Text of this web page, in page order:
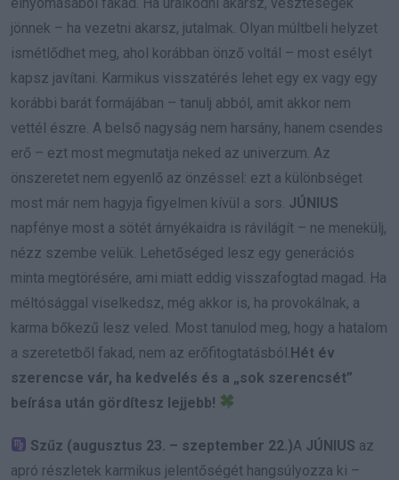
jönnek – ha vezetni akarsz, jutalmak. Olyan múltbeli helyzet
ismétlődhet meg, ahol korábban önző voltál – most esélyt
kapsz javítani. Karmikus visszatérés lehet egy ex vagy egy
korábbi barát formájában – tanulj abból, amit akkor nem
vettél észre. A belső nagyság nem harsány, hanem csendes
erő – ezt most megmutatja neked az univerzum. Az
önszeretet nem egyenlő az önzéssel: ezt a különbséget
most már nem hagyja figyelmen kívül a sors. JÚNIUS
napfénye most a sötét árnyékaidra is rávilágít – ne menekülj,
nézz szembe velük. Lehetőséged lesz egy generációs
minta megtörésére, ami miatt eddig visszafogtad magad. Ha
méltósággal viselkedsz, még akkor is, ha provokálnak, a
karma bőkezű lesz veled. Most tanulod meg, hogy a hatalom
a szeretetből fakad, nem az erőfitogtatásból. Hét év
szerencse vár, ha kedvelés és a „sok szerencsét”
beírása után gördítesz lejjebb!
Szűz (augusztus 23. – szeptember 22.)A JÚNIUS az
apró részletek karmikus jelentőségét hangsúlyozza ki –